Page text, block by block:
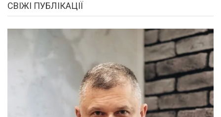
СВІЖІ ПУБЛІКАЦІЇ